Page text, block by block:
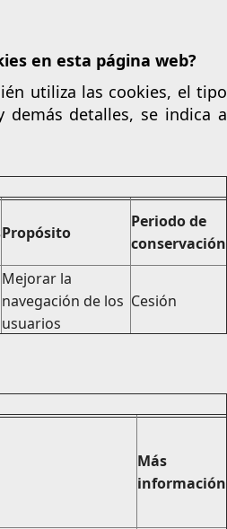
en esta página web?
utiliza las cookies, el tipo
demás detalles, se indica a
Propósito
Periodo de
conservación
Mejorar la
navegación de los
usuarios
Cesión
Más
información